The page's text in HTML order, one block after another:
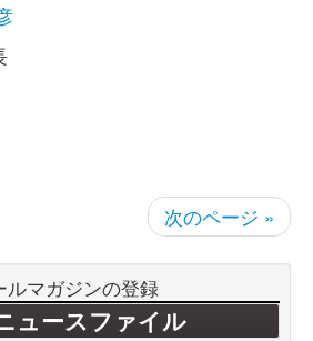
次のページ »
ルマガジンの登録
ュースファイル